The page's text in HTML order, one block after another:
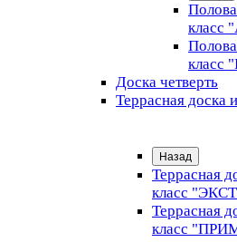
класс
класс
Доска четверть
Террасная доска
Назад
Террасная
класс
Террасная
класс